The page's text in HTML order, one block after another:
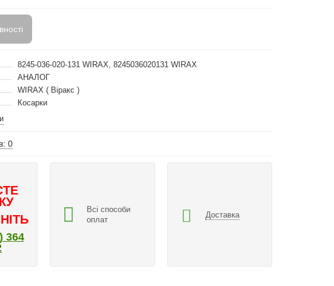
8245-036-020-131 WIRAX, 8245036020131 WIRAX
АНАЛОГ
WIRAX ( Віракс )
Косарки
0
364
Всі способи
оплат
Доставка